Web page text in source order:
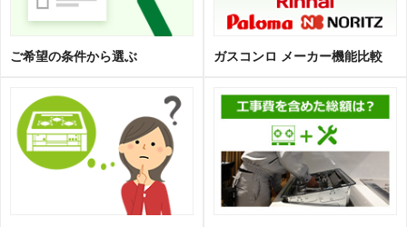
ご希望の条件から選ぶ ガスコンロ メーカー機能比較